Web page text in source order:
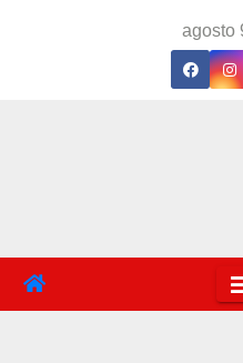
agosto